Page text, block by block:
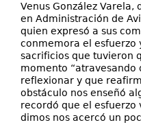
Venus González
en Administración de
quien expresó a sus
conmemora el esfuerzo
sacrificios que tuvieron
momento “atravesando
reflexionar y que
obstáculo nos enseñó
recordó que el esfuerzo
dimos nos acercó un